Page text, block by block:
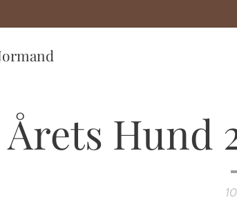
Årets Hund